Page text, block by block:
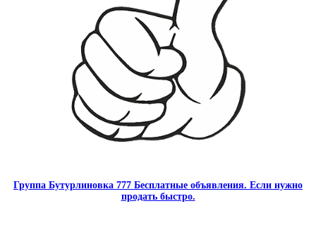
Группа Бутурлиновка 777 Бесплатные объявления. Если нужно
продать быстро.